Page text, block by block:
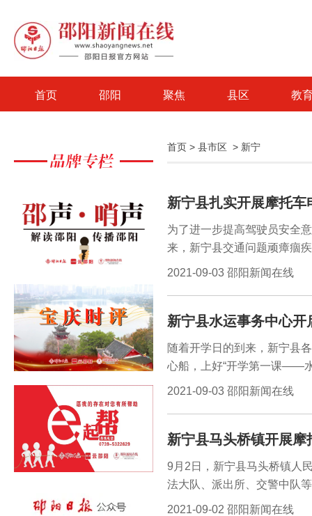
首页 邵阳 聚焦 县区 教
首页 > 县市区 > 新宁
新宁县扎实开展摩托
为了进一步提高驾驶员安全
来，新宁县交通问题顽瘴痼
展摩托车电动自行车“戴帽工
2021-09-03 邵阳新闻在线
新宁县水运事务中心开
随着开学日的到来，新宁县
心船，上好“开学第一课——
务中心派出工作人员开启“护
2021-09-03 邵阳新闻在线
新宁县马头桥镇开展
9月2日，新宁县马头桥镇人
法大队、派出所、交警中队
专项整治行动。
2021-09-02 邵阳新闻在线